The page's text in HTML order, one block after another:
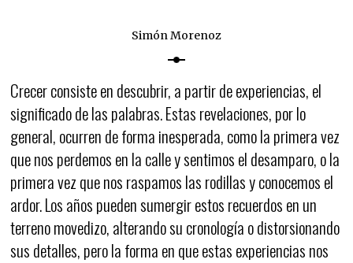
Simón Morenoz
Crecer consiste en descubrir, a partir de experiencias, el
significado de las palabras. Estas revelaciones, por lo
general, ocurren de forma inesperada, como la primera vez
que nos perdemos en la calle y sentimos el desamparo, o la
primera vez que nos raspamos las rodillas y conocemos el
ardor. Los años pueden sumergir estos recuerdos en un
terreno movedizo, alterando su cronología o distorsionando
sus detalles, pero la forma en que estas experiencias nos